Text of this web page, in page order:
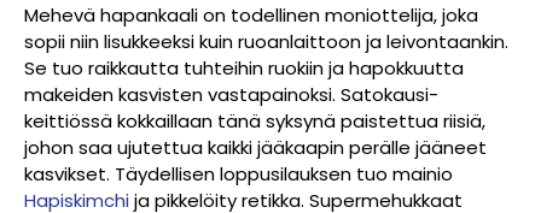
Mehevä hapankaali on todellinen moniottelija, joka
sopii niin lisukkeeksi kuin ruoanlaittoon ja leivontaankin.
Se tuo raikkautta tuhteihin ruokiin ja hapokkuutta
makeiden kasvisten vastapainoksi. Satokausi-
keittiössä kokkaillaan tänä syksynä paistettua riisiä,
johon saa ujutettua kaikki jääkaapin perälle jääneet
kasvikset. Täydellisen loppusilauksen tuo mainio
Hapiskimchija pikkelöity retikka. Supermehukkaat